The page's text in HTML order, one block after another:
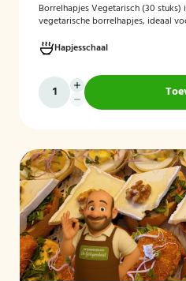
Borrelhapjes Vegetarisch (30 stuks)
vegetarische borrelhapjes, ideaal
selectie die geschikt is voor
genieten van een feestelijke en
Hapjesschaal